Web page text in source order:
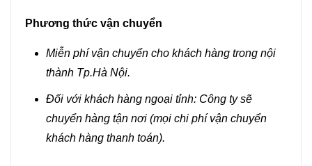
Phương thức vận chuyển
Miễn phí vận chuyển cho khách hàng trong nội
thành Tp.Hà Nội.
Đối với khách hàng ngoại tỉnh: Công ty sẽ
chuyển hàng tận nơi (mọi chi phí vận chuyển
khách hàng thanh toán).